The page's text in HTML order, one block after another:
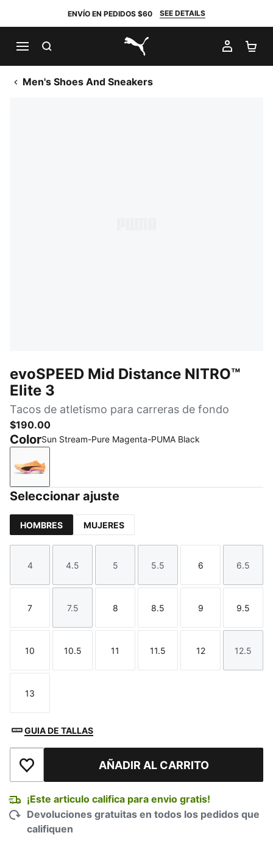
ENVÍO EN PEDIDOS $60 SEE DETAILS
PUMA.com
MI
Men's Shoes And Sneakers
evoSPEED Mid Distance NITRO™
Elite 3
Tacos de atletismo para carreras de fondo
$190.00
ColorSun Stream-Pure Magenta-PUMA Black
Sun Stream-Pure Magenta-PUMA Black
Seleccionar ajuste
HOMBRES MUJERES
Talla
4
Talla
4.5
Talla
5
Talla
5.5
Talla
6
Talla
6.5
Talla
7
Talla
7.5
Talla
8
Talla
8.5
Talla
9
Talla
9.5
Talla
10
Talla
10.5
Talla
11
Talla
11.5
Talla
12
Talla
12.5
Talla
13
GUIA DE TALLAS
Añadir a la lista de deseosAÑADIR AL CARRITO
¡Este articulo califica para envio gratis!
Devoluciones gratuitas en todos los pedidos que
califiquen